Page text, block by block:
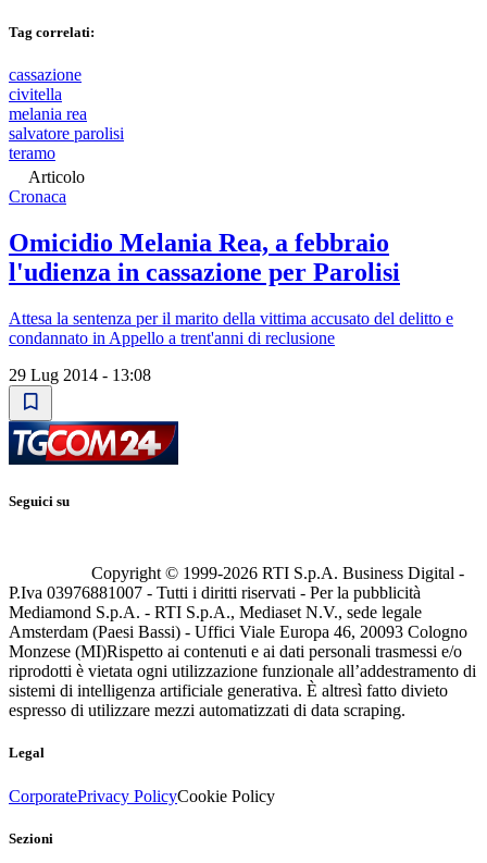
Tag correlati:
cassazione
civitella
melania rea
salvatore parolisi
teramo
Articolo
Cronaca
Omicidio Melania Rea, a febbraio
l'udienza in cassazione per Parolisi
Attesa la sentenza per il marito della vittima accusato del delitto e
condannato in Appello a trent'anni di reclusione
29 Lug 2014 - 13:08
Seguici su
Copyright © 1999-2026 RTI S.p.A. Business Digital -
P.Iva 03976881007 - Tutti i diritti riservati - Per la pubblicità
Mediamond S.p.A. - RTI S.p.A., Mediaset N.V., sede legale
Amsterdam (Paesi Bassi) - Uffici Viale Europa 46, 20093 Cologno
Monzese (MI)Rispetto ai contenuti e ai dati personali trasmessi e/o
riprodotti è vietata ogni utilizzazione funzionale all’addestramento di
sistemi di intelligenza artificiale generativa. È altresì fatto divieto
espresso di utilizzare mezzi automatizzati di data scraping.
Legal
CorporatePrivacy PolicyCookie Policy
Sezioni